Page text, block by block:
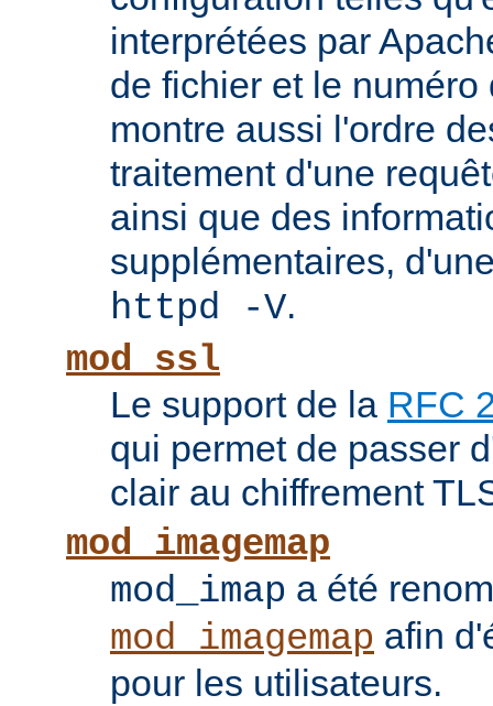
interprétées par
de fichier et le
montre aussi l'ordre
traitement d'une
ainsi que des
supplémentaires,
httpd -V.
mod_ssl
Le support de la RFC
qui permet de passer
clair au chiffrement
mod_imagemap
mod_imap a été
mod_imagemap afin
pour les utilisateurs.